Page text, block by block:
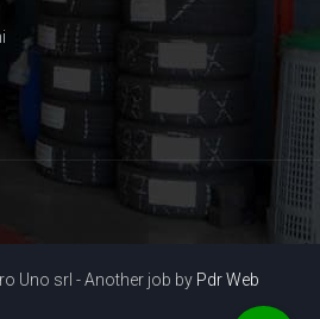
Uno srl - Another job by Pdr Web